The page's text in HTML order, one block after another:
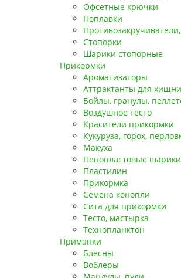
Офсетные крючки
Поплавки
Стопорки
Шарики стопорные
Прикормки
Ароматизаторы
Аттрактанты для
Бойлы, гранулы,
Воздушное тесто
Красители прикормки
Кукуруза, горох,
Макуха
Пенопластовые шарики
Пластилин
Прикормка
Семена конопли
Сита для прикормки
Тесто, мастырка
Технопланктон
Приманки
Блесны
Воблеры